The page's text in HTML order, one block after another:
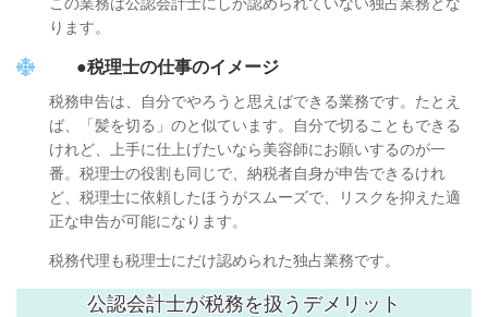
ります。
●税理士の仕事のイメージ
税務申告は、自分でやろうと思えばできる業務です。たとえ
ば、
「髪を切る」のと似ています。自分で切ることもできる
けれど、上手に仕上げたいなら美容師にお願いするのが一
番。税理士の役割も同じで、納税者自身が申告できるけれ
ど、税理士に依頼したほうがスムーズで、リスクを抑えた適
正な申告が可能になります。
税務代理も税理士にだけ認められた独占業務です。
公認会計士が税務を扱うデメリット